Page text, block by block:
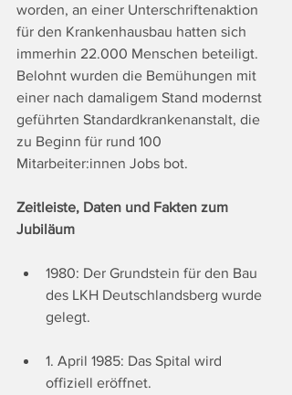
worden, an einer Unterschriftenaktion
für den Krankenhausbau hatten sich
immerhin 22.000 Menschen beteiligt.
Belohnt wurden die Bemühungen mit
einer nach damaligem Stand modernst
geführten Standardkrankenanstalt, die
zu Beginn für rund 100
Mitarbeiter:innen Jobs bot.
Zeitleiste, Daten und Fakten zum
Jubiläum
1980: Der Grundstein für den Bau
des LKH Deutschlandsberg wurde
gelegt.
1. April 1985: Das Spital wird
offiziell eröffnet.